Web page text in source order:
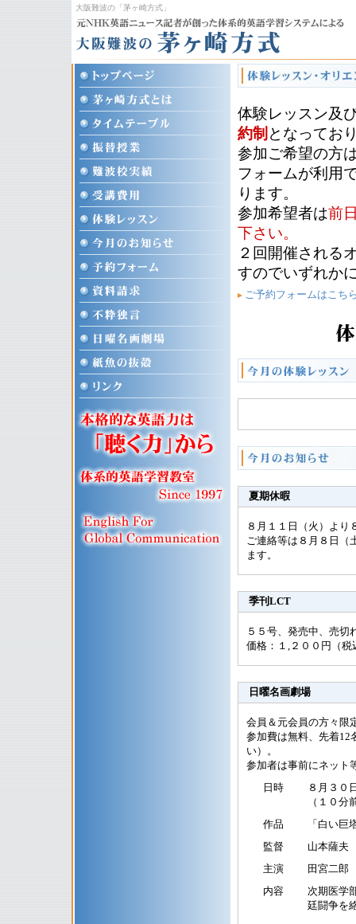
大阪難波の「茅ヶ崎方式」
体験レッスン及
約制 となってお
参加ご希望の方
フォームが利用
ります。
参加希望者は前
下さい。
２回開催される
すのでいずれか
ご予約フォームはこち
夏期休暇
８月１１日（火）より
ご連絡等は８月８日（
ます。
季刊LCT
５５号、発売中、売切
価格：１,２００円（
日曜名画劇場
会員＆元会員の方々限
参加費は無料、先着12
い）。
参加者は事前にネット
日時
８月３０
（１０
作品
「白い巨
監督
山本薩夫
主演
田宮二郎
内容
次期医学
廷闘争を